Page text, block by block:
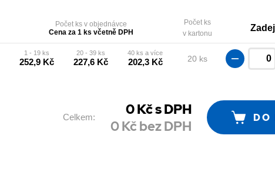
Počet ks v objednávce
Cena za 1 ks včetně DPH
Počet ks
v kartonu
1 - 19 ks
252,9 Kč
20 - 39 ks
227,6 Kč
40 ks a více
202,3 Kč 20 ks
Celkem: 0Kč s DPH
0Kč bez DPH DO